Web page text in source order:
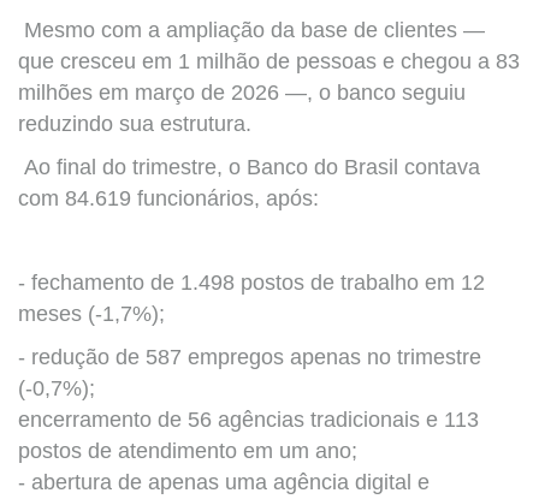
Mesmo com a ampliação da base de clientes —
que cresceu em 1 milhão de pessoas e chegou a 83
milhões em março de 2026 —, o banco seguiu
reduzindo sua estrutura.
Ao final do trimestre, o Banco do Brasil contava
com 84.619 funcionários, após:
- fechamento de 1.498 postos de trabalho em 12
meses (-1,7%);
- redução de 587 empregos apenas no trimestre
(-0,7%);
encerramento de 56 agências tradicionais e 113
postos de atendimento em um ano;
- abertura de apenas uma agência digital e